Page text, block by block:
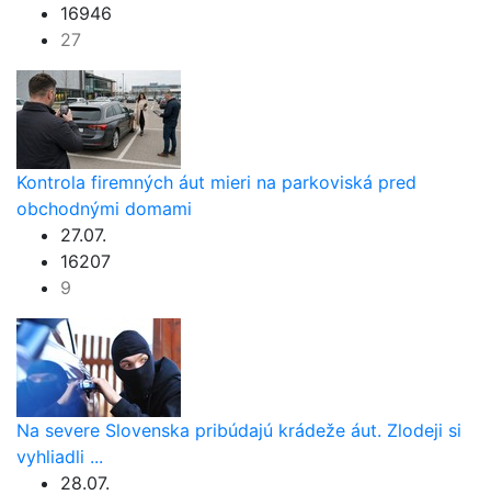
16946
27
Kontrola firemných áut mieri na parkoviská pred
obchodnými domami
27.07.
16207
9
Na severe Slovenska pribúdajú krádeže áut. Zlodeji si
vyhliadli ...
28.07.